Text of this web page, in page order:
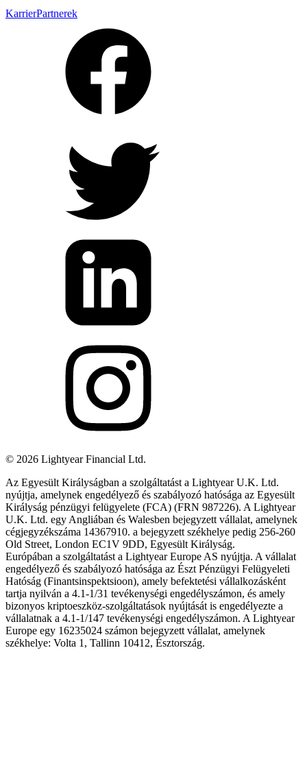
KarrierPartnerek
© 2026 Lightyear Financial Ltd.
Az Egyesült Királyságban a szolgáltatást a Lightyear U.K. Ltd.
nyújtja, amelynek engedélyező és szabályozó hatósága az Egyesült
Királyság pénzügyi felügyelete (FCA) (FRN 987226). A Lightyear
U.K. Ltd. egy Angliában és Walesben bejegyzett vállalat, amelynek
cégjegyzékszáma 14367910. a bejegyzett székhelye pedig 256-260
Old Street, London EC1V 9DD, Egyesült Királyság.
Európában a szolgáltatást a Lightyear Europe AS nyújtja. A vállalat
engedélyező és szabályozó hatósága az Észt Pénzügyi Felügyeleti
Hatóság (Finantsinspektsioon), amely befektetési vállalkozásként
tartja nyilván a 4.1-1/31 tevékenységi engedélyszámon, és amely
bizonyos kriptoeszköz-szolgáltatások nyújtását is engedélyezte a
vállalatnak a 4.1-1/147 tevékenységi engedélyszámon. A Lightyear
Europe egy 16235024 számon bejegyzett vállalat, amelynek
székhelye: Volta 1, Tallinn 10412, Észtország.